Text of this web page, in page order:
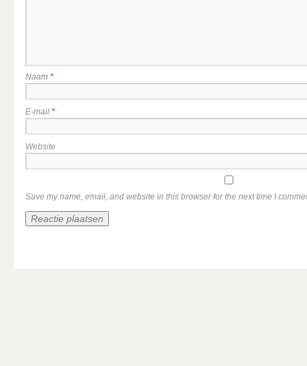
Naam *
E-mail *
Website
Save my name, email, and website in this browser for the next time I